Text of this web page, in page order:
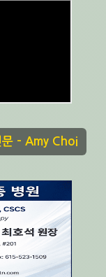
문 - Amy Choi